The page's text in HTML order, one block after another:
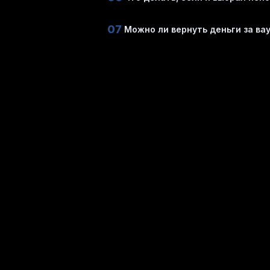
07 Можно ли вернуть деньги за